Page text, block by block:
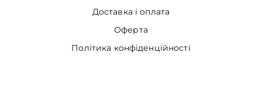
Доставка і оплата
Оферта
Політика конфіденційності